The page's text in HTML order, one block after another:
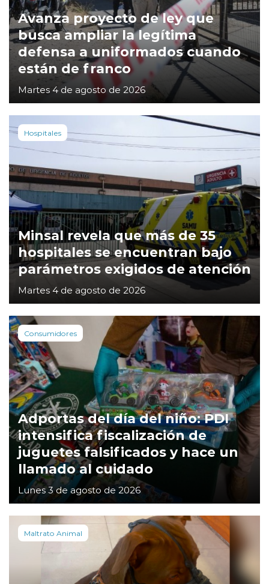
Avanza proyecto de ley que
busca ampliar la legítima
defensa a uniformados cuando
están de franco
Martes 4 de agosto de 2026
Hospitales
Minsal revela que más de 35
hospitales se encuentran bajo
parámetros exigidos de atención
Martes 4 de agosto de 2026
Consumidores
Adportas del día del niño: PDI
intensifica fiscalización de
juguetes falsificados y hace un
llamado al cuidado
Lunes 3 de agosto de 2026
Maltrato Animal